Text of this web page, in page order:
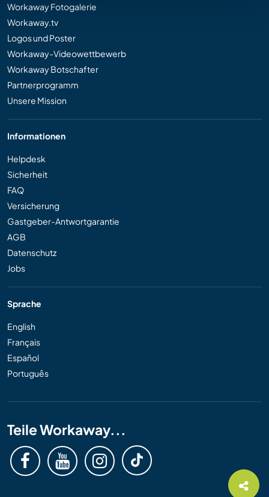
Workaway Fotogalerie
Workaway.tv
Logos und Poster
Workaway-Videowettbewerb
Workaway Botschafter
Partnerprogramm
Unsere Mission
Informationen
Helpdesk
Sicherheit
FAQ
Versicherung
Gastgeber-Antwortgarantie
AGB
Datenschutz
Jobs
Sprache
English
Français
Español
Português
Teile Workaway...